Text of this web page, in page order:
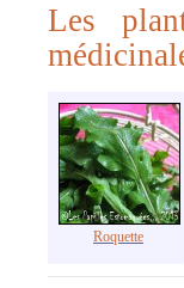
Les
Roquette